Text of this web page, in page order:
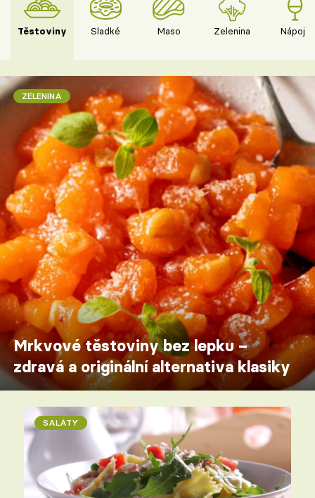
Těstoviny Sladké Maso Zelenina Nápoje
ZELENINA
Mrkvové těstoviny bez lepku –
zdravá a originální alternativa klasiky
SALÁTY